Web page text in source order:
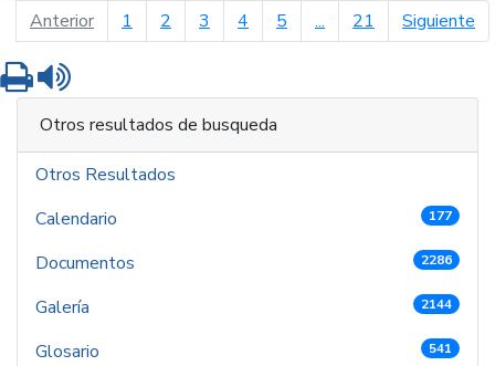
Anteriorpágina anterior
1 2 3 4 5 ... 21 Siguiente
Imprimir
Otros resultados de busqueda
Otros Resultados
Calendario
177
Documentos 2286
Galería 2144
Glosario 541